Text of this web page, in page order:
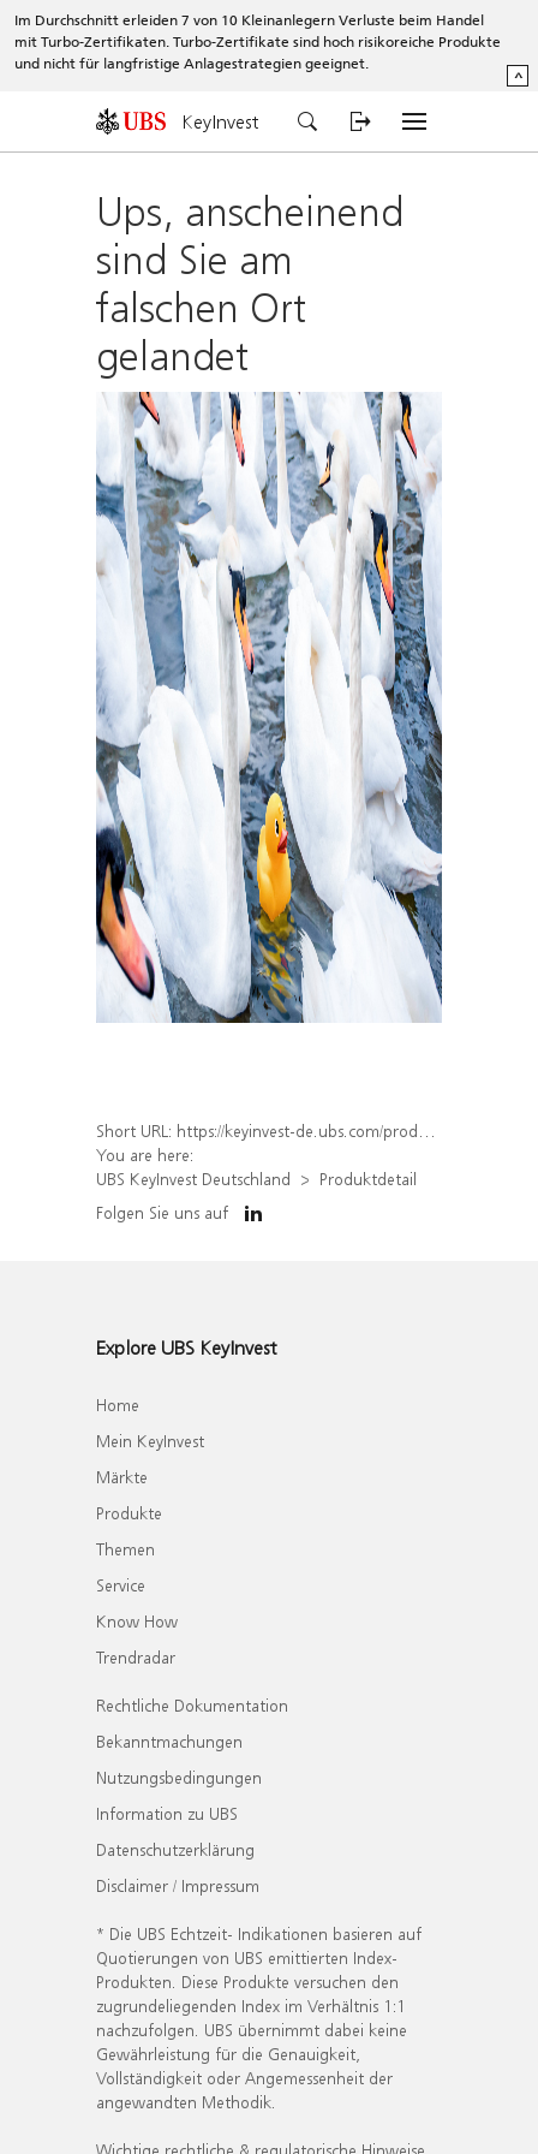
Im Durchschnitt erleiden 7 von 10 Kleinanlegern Verluste beim Handel
mit Turbo-Zertifikaten. Turbo-Zertifikate sind hoch risikoreiche Produkte
und nicht für langfristige Anlagestrategien geeignet.
^
KeyInvest
Ups, anscheinend
sind Sie am
falschen Ort
gelandet
Short URL: https://keyinvest-de.ubs.com/produkt/detail/index/isin/DE000WA39Q82
You are here:
UBS KeyInvest Deutschland
Produktdetail
Folgen Sie uns auf
Explore UBS KeyInvest
Home
Mein KeyInvest
Märkte
Produkte
Themen
Service
Know How
Trendradar
Rechtliche Dokumentation
Bekanntmachungen
Nutzungsbedingungen
Information zu UBS
Datenschutzerklärung
Disclaimer / Impressum
* Die UBS Echtzeit- Indikationen basieren auf
Quotierungen von UBS emittierten Index-
Produkten. Diese Produkte versuchen den
zugrundeliegenden Index im Verhältnis 1:1
nachzufolgen. UBS übernimmt dabei keine
Gewährleistung für die Genauigkeit,
Vollständigkeit oder Angemessenheit der
angewandten Methodik.